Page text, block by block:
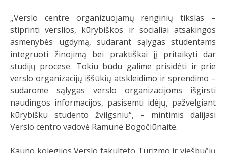
„Verslo centre organizuojamų renginių tikslas –
stiprinti verslios, kūrybiškos ir socialiai atsakingos
asmenybės ugdymą, sudarant sąlygas studentams
integruoti žinojimą bei praktiškai jį pritaikyti dar
studijų procese. Tokiu būdu galime prisidėti ir prie
verslo organizacijų iššūkių atskleidimo ir sprendimo –
sudarome sąlygas verslo organizacijoms išgirsti
naudingos informacijos, pasisemti idėjų, pažvelgiant
kūrybišku studento žvilgsniu“, – mintimis dalijasi
Verslo centro vadovė Ramunė Bogočiūnaitė.